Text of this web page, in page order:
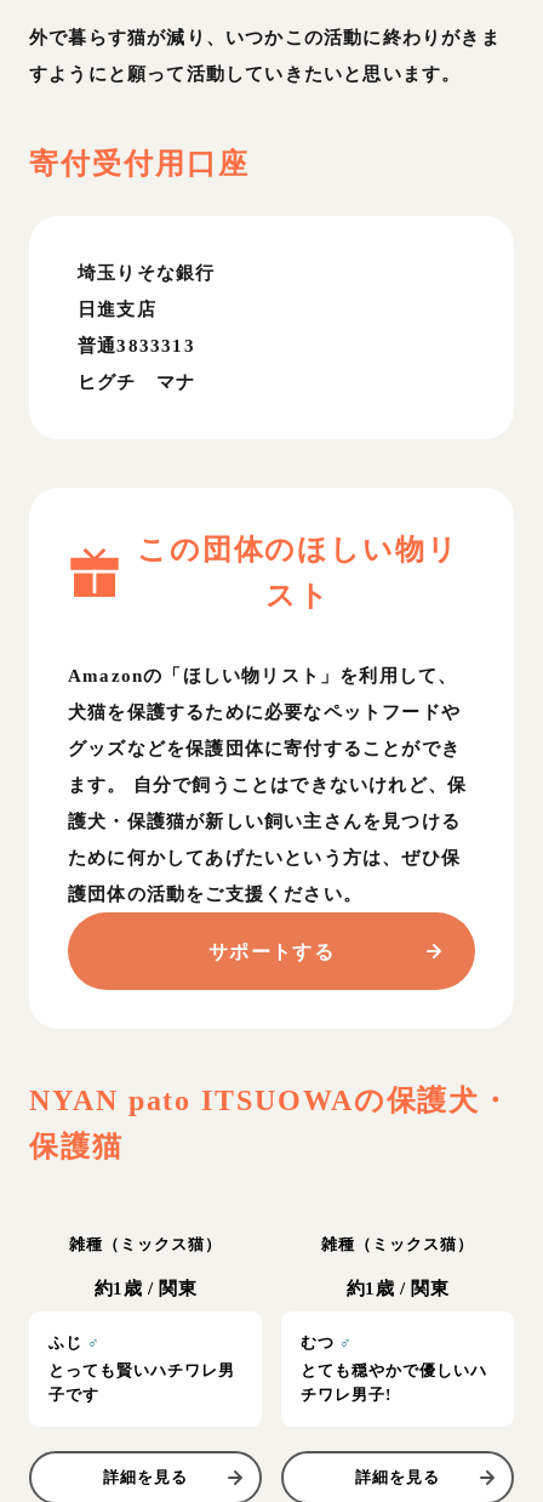
外で暮らす猫が減り、いつかこの活動に終わりがきま
すようにと願って活動していきたいと思います。
寄付受付用口座
埼玉りそな銀行
日進支店
普通3833313
ヒグチ マナ
この団体のほしい物リ
スト
Amazonの「ほしい物リスト」を利用して、
犬猫を保護するために必要なペットフードや
グッズなどを保護団体に寄付することができ
ます。 自分で飼うことはできないけれど、保
護犬・保護猫が新しい飼い主さんを見つける
ために何かしてあげたいという方は、ぜひ保
護団体の活動をご支援ください。
サポートする
NYAN pato ITSUOWAの保護犬・
保護猫
雑種（ミックス猫）
約1歳 / 関東
ふじ ♂
とっても賢いハチワレ男
子です
詳細を見る
雑種（ミックス猫）
約1歳 / 関東
むつ ♂
とても穏やかで優しいハ
チワレ男子!
詳細を見る